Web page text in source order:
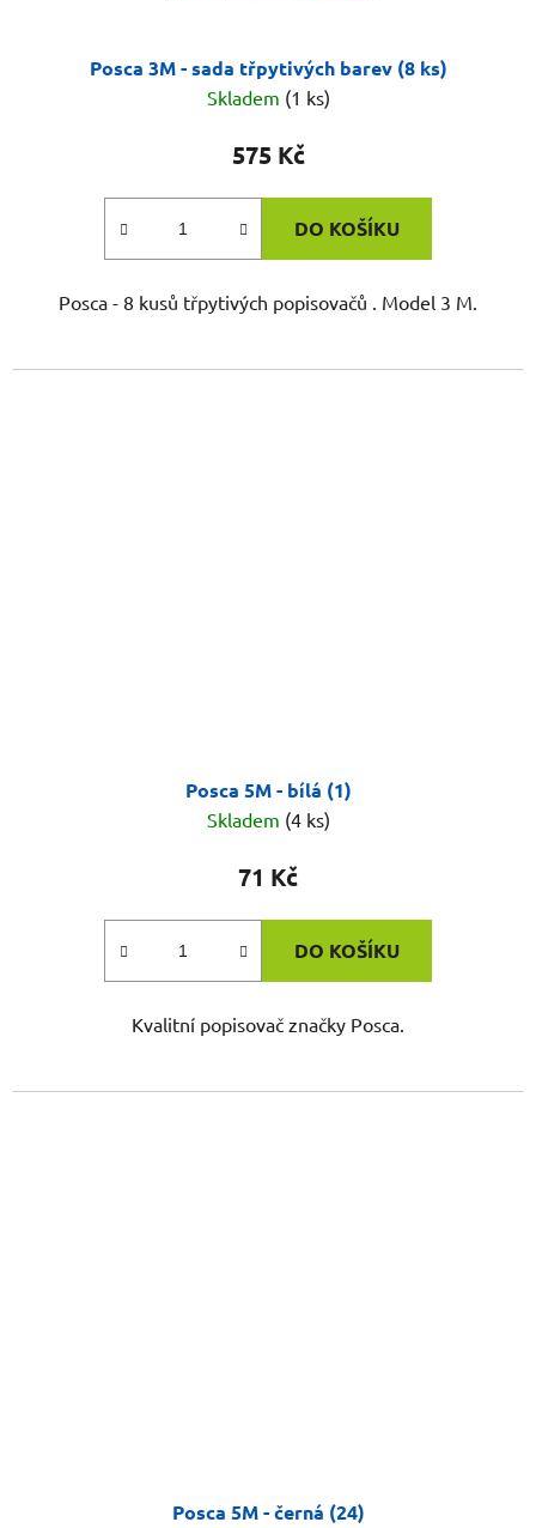
Posca 3M - sada třpytivých barev (8 ks)
Skladem (1 ks)
575 Kč
DO KOŠÍKU
Posca - 8 kusů třpytivých popisovačů . Model 3 M.
Posca 5M - bílá (1)
Skladem (4 ks)
71 Kč
DO KOŠÍKU
Kvalitní popisovač značky Posca.
Posca 5M - černá (24)